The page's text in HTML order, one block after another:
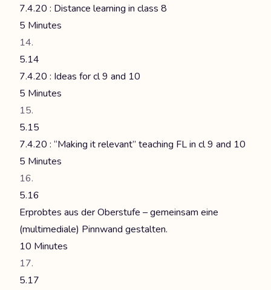
7.4.20 : Distance learning in class 8
5 Minutes
5.14
7.4.20 : Ideas for cl 9 and 10
5 Minutes
5.15
7.4.20 : “Making it relevant” teaching FL in cl 9 and 10
5 Minutes
5.16
Erprobtes aus der Oberstufe – gemeinsam eine
(multimediale) Pinnwand gestalten.
10 Minutes
5.17